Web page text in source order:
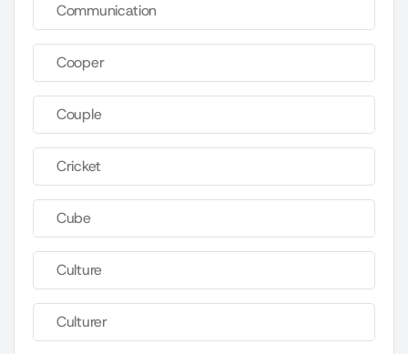
Communication
Cooper
Couple
Cricket
Cube
Culture
Culturer